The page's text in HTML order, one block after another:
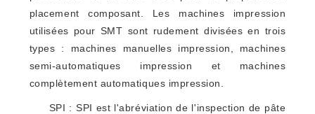
placement composant. Les machines impression
utilisées pour SMT sont rudement divisées en trois
types : machines manuelles impression, machines
semi-automatiques impression et machines
complètement automatiques impression.
SPI : SPI est l'abréviation de l'inspection de pâte